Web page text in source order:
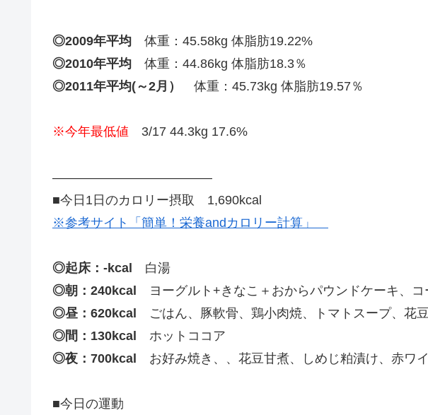
◎2009年平均 体重：45.58kg 体脂肪19.22%
◎2010年平均 体重：44.86kg 体脂肪18.3％
◎2011年平均(～2月）
体重：45.73kg 体脂肪19.57％
※今年最低値 3/17 44.3kg 17.6%
————————————–
■今日1日のカロリー摂取 1,690kcal
※参考サイト「簡単！栄養andカロリー計算」
◎起床：-kcal 白湯
◎朝：240kcal ヨーグルト+きなこ＋おからパウンドケーキ、コ
◎昼：620kcal ごはん、豚軟骨、鶏小肉焼、トマトスープ、花
◎間：130kcal ホットココア
◎夜：700kcal お好み焼き、、花豆甘煮、しめじ粕漬け、赤ワ
■今日の運動